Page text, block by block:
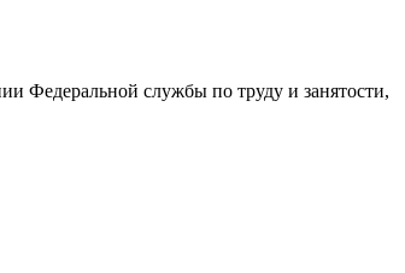
Федеральной службы по труду и занятости,